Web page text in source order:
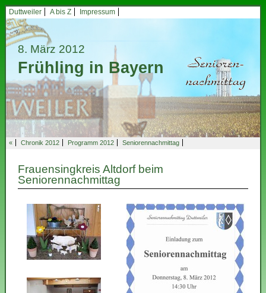
Duttweiler A bis Z Impressum
8. März 2012
Frühling in Bayern
« Chronik 2012 Programm 2012 Seniorennachmittag
Frauensingkreis Altdorf beim
Seniorennachmittag